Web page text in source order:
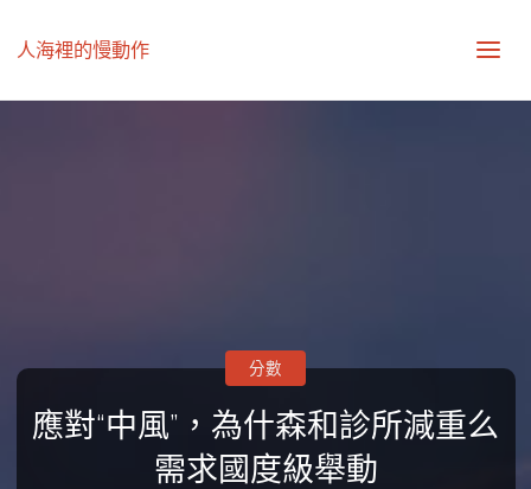
人海裡的慢動作
應對“中風”，為什森和診所減重么
需求國度級舉動
分數